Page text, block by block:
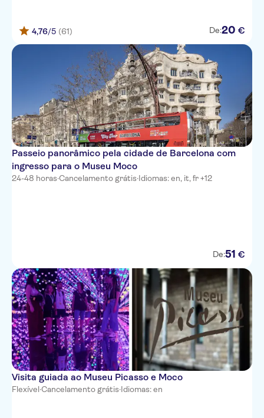
4,76/5 (61) De:20 €
Passeio panorâmico pela cidade de Barcelona com
ingresso para o Museu Moco
24-48 horas·Cancelamento grátis·Idiomas: en, it, fr +12
De:51 €
Visita guiada ao Museu Picasso e Moco
Flexível·Cancelamento grátis·Idiomas: en